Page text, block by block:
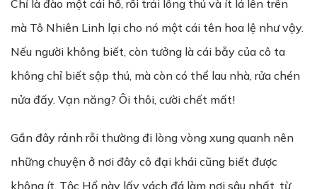
Chỉ là đào một cái hố, rồi trải lông thú và ít lá lên trên
mà Tô Nhiên Linh lại cho nó một cái tên hoa lệ như vậy.
Nếu người không biết, còn tưởng là cái bẫy của cô ta
không chỉ biết sập thú, mà còn có thể lau nhà, rửa chén
nửa đấy. Vạn năng? Ôi thôi, cười chết mất!
Gần đây rảnh rỗi thường đi lòng vòng xung quanh nên
những chuyện ở nơi đây cô đại khái cũng biết được
không ít. Tộc Hổ này lấy vách đá làm nơi sâu nhất, từ